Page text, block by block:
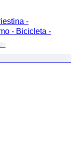
-
- Bicicleta -